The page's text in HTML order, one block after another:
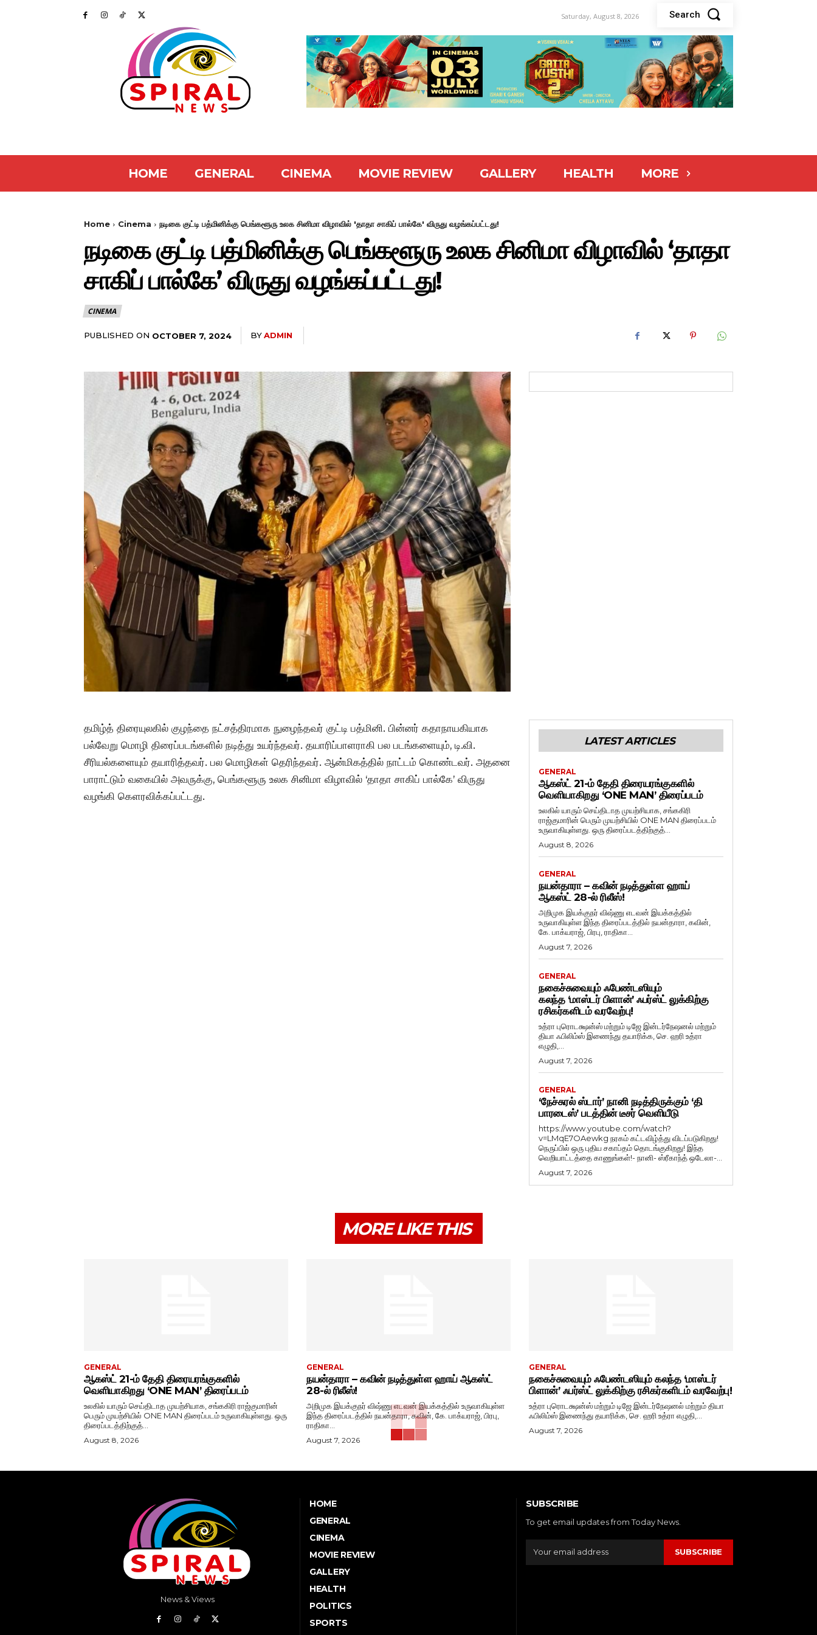
Saturday, August 8, 2026 Search
HOME GENERAL CINEMA MOVIE REVIEW GALLERY HEALTH MORE
Home Cinema நடிகை குட்டி பத்மினிக்கு பெங்களூரு உலக சினிமா விழாவில் 'தாதா சாகிப் பால்கே' விருது வழங்கப்பட்டது!
நடிகை குட்டி பத்மினிக்கு பெங்களூரு உலக சினிமா விழாவில் ‘தாதா
சாகிப் பால்கே’ விருது வழங்கப்பட்டது!
CINEMA
PUBLISHED ON OCTOBER 7, 2024 BYADMIN
தமிழ்த் திரையுலகில் குழந்தை நட்சத்திரமாக நுழைந்தவர் குட்டி பத்மினி. பின்னர் கதாநாயகியாக
பல்வேறு மொழி திரைப்படங்களில் நடித்து உயர்ந்தவர். தயாரிப்பாளராகி பல படங்களையும், டி.வி.
சீரியல்களையும் தயாரித்தவர். பல மொழிகள் தெரிந்தவர். ஆன்மிகத்தில் நாட்டம் கொண்டவர். அதனை
பாராட்டும் வகையில் அவருக்கு, பெங்களூரு உலக சினிமா விழாவில் ‘தாதா சாகிப் பால்கே’ விருது
வழங்கி கெளரவிக்கப்பட்டது.
LATEST ARTICLES
GENERAL
ஆகஸ்ட் 21-ம் தேதி திரையரங்குகளில்
வெளியாகிறது ‘ONE MAN’ திரைப்படம்
உலகில் யாரும் செய்திடாத முயற்சியாக, சங்ககிரி
ராஜ்குமாரின் பெரும் முயற்சியில் ONE MAN திரைப்படம்
உருவாகியுள்ளது. ஒரு திரைப்படத்திற்குத்...
August 8, 2026
GENERAL
நயன்தாரா – கவின் நடித்துள்ள ஹாய்
ஆகஸ்ட் 28-ல் ரிலீஸ்!
அறிமுக இயக்குநர் விஷ்ணு எடவன் இயக்கத்தில்
உருவாகியுள்ள இந்த திரைப்படத்தில் நயன்தாரா, கவின்,
கே. பாக்யராஜ், பிரபு, ராதிகா...
August 7, 2026
GENERAL
நகைச்சுவையும் ஃபேண்டஸியும்
கலந்த ‘மாஸ்டர் பிளான்’ ஃபர்ஸ்ட் லுக்கிற்கு
ரசிகர்களிடம் வரவேற்பு!
உத்ரா புரொடக்ஷன்ஸ் மற்றும் டிஜே இன்டர்நேஷனல் மற்றும்
தியா ஃபிலிம்ஸ் இணைந்து தயாரிக்க, செ. ஹரி உத்ரா
எழுதி,...
August 7, 2026
GENERAL
‘நேச்சுரல் ஸ்டார்’ நானி நடித்திருக்கும் ‘தி
பாரடைஸ்’ படத்தின் டீசர் வெளியீடு
https://www.youtube.com/watch?
v=LMqE7OAewkg நரகம் கட்டவிழ்த்து விடப்படுகிறது!
நெருப்பில் ஒரு புதிய சகாப்தம் தொடங்குகிறது! இந்த
வெறியாட்டத்தை காணுங்கள்!- நானி- ஸ்ரீகாந்த் ஒடேலா-...
August 7, 2026
MORE LIKE THIS
GENERAL
ஆகஸ்ட் 21-ம் தேதி திரையரங்குகளில்
வெளியாகிறது ‘ONE MAN’ திரைப்படம்
உலகில் யாரும் செய்திடாத முயற்சியாக, சங்ககிரி ராஜ்குமாரின்
பெரும் முயற்சியில் ONE MAN திரைப்படம் உருவாகியுள்ளது. ஒரு
திரைப்படத்திற்குத்...
August 8, 2026
GENERAL
நயன்தாரா – கவின் நடித்துள்ள ஹாய் ஆகஸ்ட்
28-ல் ரிலீஸ்!
அறிமுக இயக்குநர் விஷ்ணு எடவன் இயக்கத்தில் உருவாகியுள்ள
இந்த திரைப்படத்தில் நயன்தாரா, கவின், கே. பாக்யராஜ், பிரபு,
ராதிகா...
August 7, 2026
GENERAL
நகைச்சுவையும் ஃபேண்டஸியும் கலந்த ‘மாஸ்டர்
பிளான்’ ஃபர்ஸ்ட் லுக்கிற்கு ரசிகர்களிடம் வரவேற்பு!
உத்ரா புரொடக்ஷன்ஸ் மற்றும் டிஜே இன்டர்நேஷனல் மற்றும் தியா
ஃபிலிம்ஸ் இணைந்து தயாரிக்க, செ. ஹரி உத்ரா எழுதி,...
August 7, 2026
News & Views
HOME
GENERAL
CINEMA
MOVIE REVIEW
GALLERY
HEALTH
POLITICS
SPORTS
SUBSCRIBE
To get email updates from Today News.
SUBSCRIBE